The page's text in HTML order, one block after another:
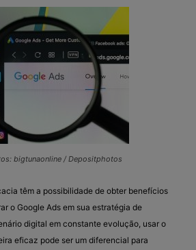
bigtunaonline / Depositphotos
têm a possibilidade de obter benefícios
o Google Ads em sua estratégia de
digital em constante evolução, usar o
eficaz pode ser um diferencial para